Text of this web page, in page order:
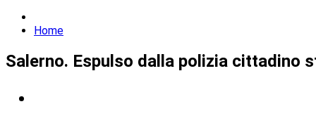
Home
Salerno. Espulso dalla polizia cittadino